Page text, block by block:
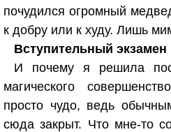
почудился огромный
к добру или к худу. Лишь
Вступительный экзамен
И почему я решила
магического
просто чудо, ведь
сюда закрыт. Что мне-то